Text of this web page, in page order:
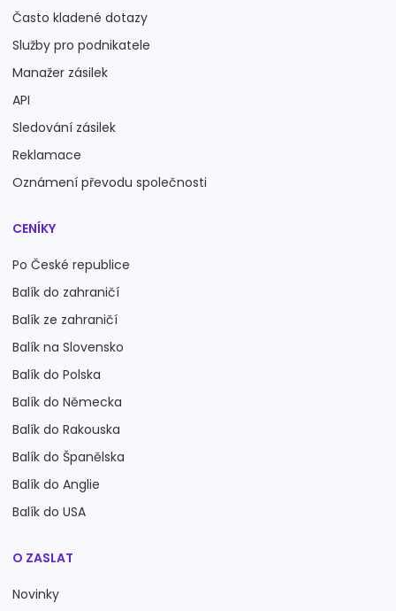
Často kladené dotazy
Služby pro podnikatele
Manažer zásilek
API
Sledování zásilek
Reklamace
Oznámení převodu společnosti
CENÍKY
Po České republice
Balík do zahraničí
Balík ze zahraničí
Balík na Slovensko
Balík do Polska
Balík do Německa
Balík do Rakouska
Balík do Španělska
Balík do Anglie
Balík do USA
O ZASLAT
Novinky